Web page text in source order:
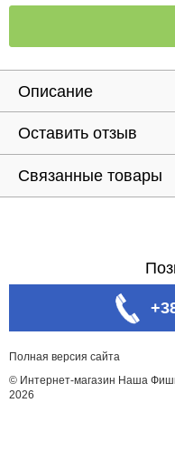
Описание
Оставить отзыв
Связанные товары
Полная версия сайта
© Интернет-магазин Наша
2026